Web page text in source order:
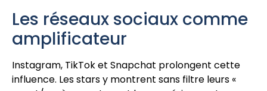
Les réseaux sociaux comme
amplificateur
Instagram, TikTok et Snapchat prolongent cette
influence. Les stars y montrent sans filtre leurs «